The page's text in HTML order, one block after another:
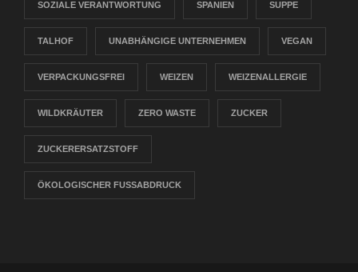
SOZIALE VERANTWORTUNG SPANIEN SUPPE
TALHOF UNABHÄNGIGE UNTERNEHMEN VEGAN
VERPACKUNGSFREI WEIZEN WEIZENALLERGIE
WILDKRÄUTER ZERO WASTE ZUCKER
ZUCKERERSATZSTOFF
ÖKOLOGISCHER FUSSABDRUCK